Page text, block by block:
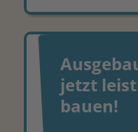
jetzt
bauen!